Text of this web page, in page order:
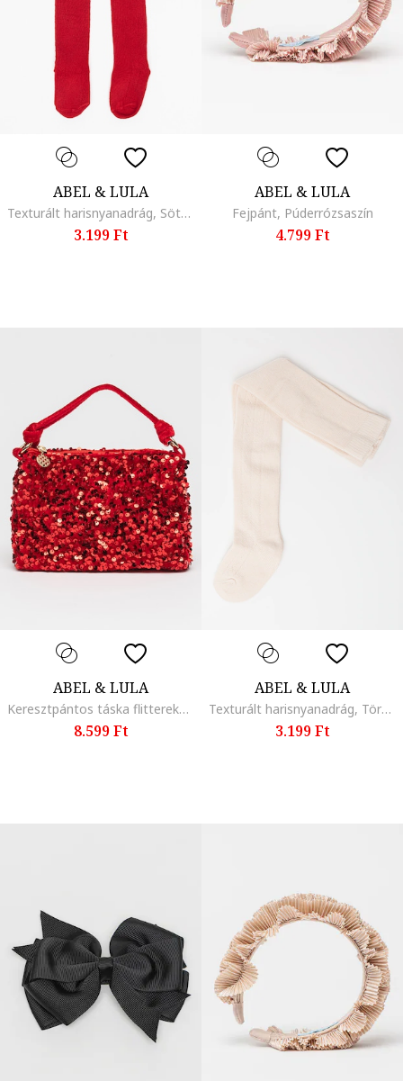
ABEL & LULA
Texturált harisnyanadrág, Sötétpiros
3.199 Ft
ABEL & LULA
Fejpánt, Púderrózsaszín
4.799 Ft
ABEL & LULA
Keresztpántos táska flitterekkel, Piros
8.599 Ft
ABEL & LULA
Texturált harisnyanadrág, Törtfehér
3.199 Ft